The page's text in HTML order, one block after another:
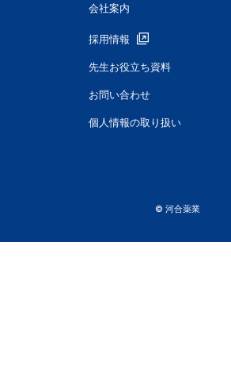
会社案内
採用情報
先生お役立ち資料
お問い合わせ
個人情報の取り扱い
© 河合薬業